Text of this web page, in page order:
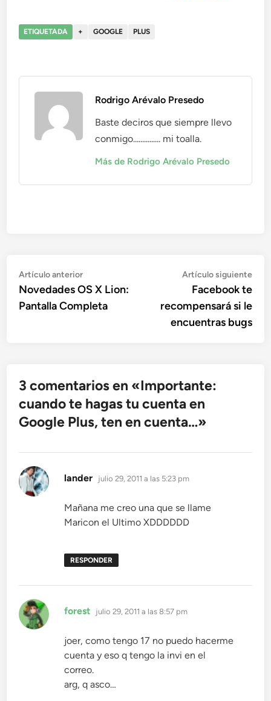
ETIQUETADA + GOOGLE PLUS
Rodrigo Arévalo Presedo
Baste deciros que siempre llevo
conmigo............... mi toalla.
Más de Rodrigo Arévalo Presedo
Navegación
de
entradas
Artículo anteriorArtículo
anterior:
Novedades OS X Lion:
Pantalla Completa
Artículo siguiente
Facebook te
recompensará si le
encuentras bugs
3 comentarios en «Importante:
cuando te hagas tu cuenta en
Google Plus, ten en cuenta…»
lander dice:
julio 29, 2011 a las 5:23 pm
Mañana me creo una que se llame
Maricon el Ultimo XDDDDDD
RESPONDER
forest dice:
julio 29, 2011 a las 8:57 pm
joer, como tengo 17 no puedo hacerme
cuenta y eso q tengo la invi en el
correo.
arg, q asco…